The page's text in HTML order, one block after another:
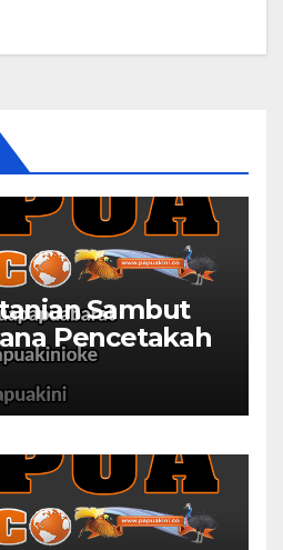
Sambut
Pencetakah
di Papua